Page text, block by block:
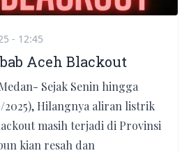
- 12:45
Aceh Blackout
Sejak Senin hingga
2025), Hilangnya aliran listrik
masih terjadi di Provinsi
kian resah dan